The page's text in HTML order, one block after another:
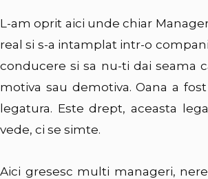
L-am oprit aici unde chiar
real si s-a intamplat intr-o
conducere si sa nu-ti dai seama
motiva sau demotiva. Oana a
legatura. Este drept, aceasta
vede, ci se simte.
Aici gresesc multi manageri,